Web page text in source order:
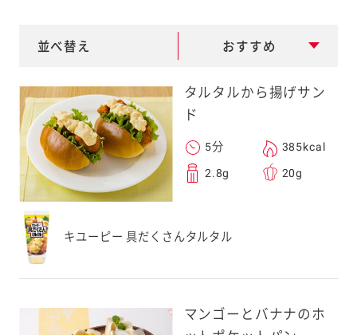
並べ替え おすすめ
タルタルから揚げサン
ド
5分 385kcal
2.8g 20g
キユーピー 具だくさんタルタル
マンゴーとバナナのホ